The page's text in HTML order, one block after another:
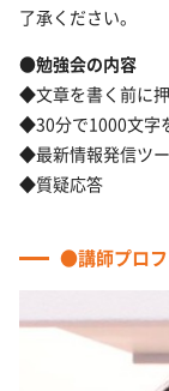
了承ください。
●勉強会の内容
◆文章を書く前に
◆30分で1000文字
◆最新情報発信ツ
◆質疑応答
●講師プロ